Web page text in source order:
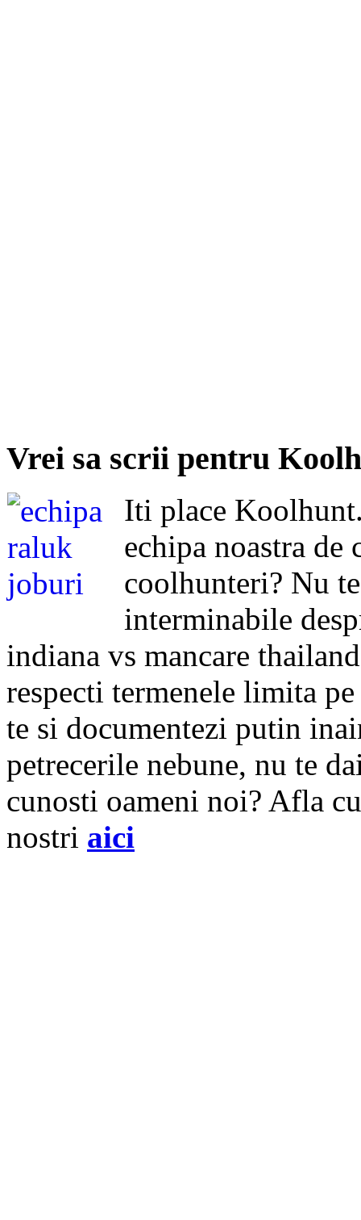
Vrei sa scrii pentru
Iti place
echipa noastra
coolhunteri? Nu
interminabile
indiana vs mancare
respecti termenele limita
te si documentezi putin
petrecerile nebune, nu te
cunosti oameni noi? Afla
nostri aici